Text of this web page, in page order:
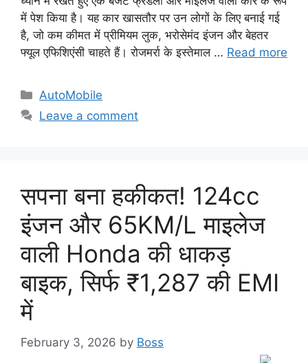
में पेश किया है। यह कार खासतौर पर उन लोगों के लिए बनाई गई
है, जो कम कीमत में प्रीमियम लुक, भरोसेमंद इंजन और बेहतर
फ्यूल एफिशिएंसी चाहते हैं। रोजमर्रा के इस्तेमाल … Read more
Categories
AutoMobile
Leave a comment
सपना बना हकीकत! 124cc
इंजन और 65KM/L माइलेज
वाली Honda की धाकड़
बाइक, सिर्फ ₹1,287 की EMI
में
February 3, 2026 by Boss